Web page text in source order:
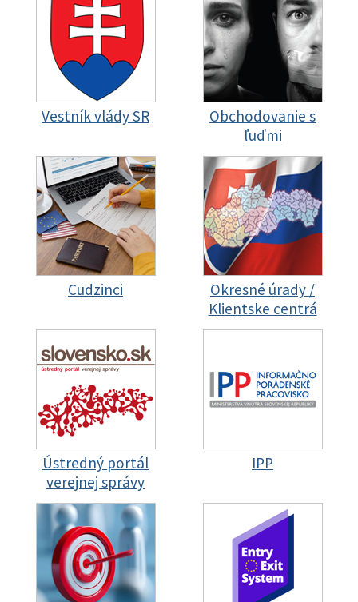
Vestník vlády SR
Obchodovanie s
ľuďmi
Cudzinci
Okresné úrady /
Klientske centrá
Ústredný portál
verejnej správy
IPP